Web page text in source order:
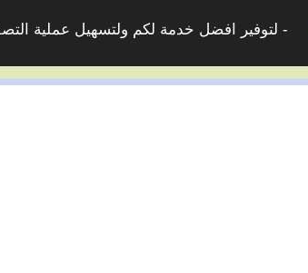
لتوفير افضل خدمة لكم ولتسهيل عملية